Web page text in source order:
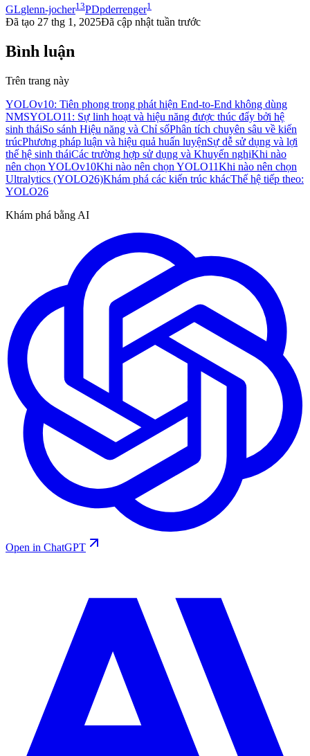
GLglenn-jocher13PDpderrenger1
Đã tạo 27 thg 1, 2025Đã cập nhật tuần trước
Bình luận
Trên trang này
YOLOv10: Tiên phong trong phát hiện End-to-End không dùng
NMSYOLO11: Sự linh hoạt và hiệu năng được thúc đẩy bởi hệ
sinh tháiSo sánh Hiệu năng và Chỉ sốPhân tích chuyên sâu về kiến
trúcPhương pháp luận và hiệu quả huấn luyệnSự dễ sử dụng và lợi
thế hệ sinh tháiCác trường hợp sử dụng và Khuyến nghịKhi nào
nên chọn YOLOv10Khi nào nên chọn YOLO11Khi nào nên chọn
Ultralytics (YOLO26)Khám phá các kiến trúc khácThế hệ tiếp theo:
YOLO26
Khám phá bằng AI
Open in ChatGPT